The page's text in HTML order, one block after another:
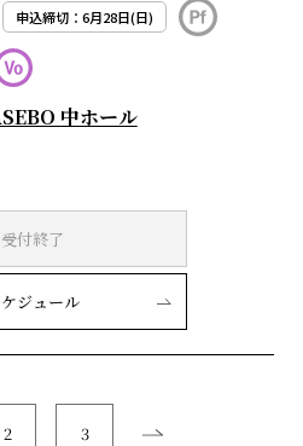
申込締切：6月28日(日)
中ホール
受付終了
ジュール
2 3